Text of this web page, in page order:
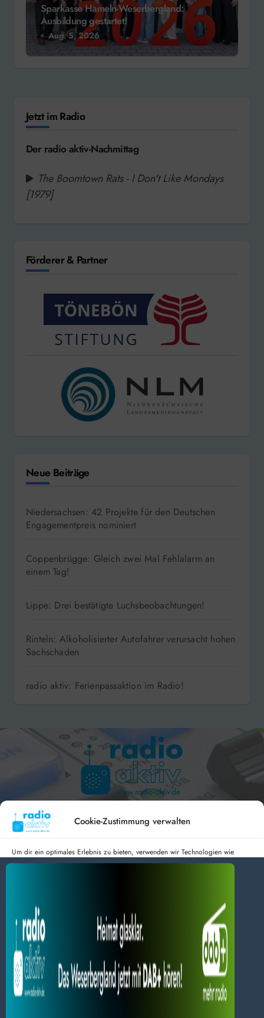
Cookie-Zustimmung verwalten
Um dir ein optimales Erlebnis zu bieten, verwenden wir Technologien wie
Cookies, um Geräteinformationen zu speichern und/oder darauf zuzugreifen.
und Funktionen beeinträchtigt werden.
Dienste verwalten
Nur Notwendiges akzeptieren
Sparkasse Hameln-Weserbergland:
Ausbildung gestartet!
Aug. 5, 2026
Jetzt im Radio
Der radio aktiv-Nachmittag
The Boomtown Rats - I Don't Like Mondays
[1979]
Förderer & Partner
Neue Beiträge
Niedersachsen: 42 Projekte für den Deutschen
Engagementpreis nominiert
Coppenbrügge: Gleich zwei Mal Fehlalarm an
einem Tag!
Lippe: Drei bestätigte Luchsbeobachtungen!
Rinteln: Alkoholisierter Autofahrer verursacht hohen
Sachschaden
radio aktiv: Ferienpassaktion im Radio!
Hameln 99.3 – Bad Pyrmont 94.8 – Bad Münder 107.2 –
DAB+ 9C
BlogData byThemeansar